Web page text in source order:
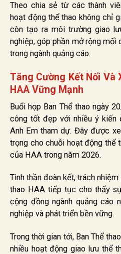
Theo chia sẻ từ các thành
hoạt động thể thao không chỉ
còn tạo ra môi trường giao
nghiệp, góp phần mở rộng mối
trong ngành quảng cáo.
Tăng Cường Kết Nối Và
HAA Vững Mạnh
Buổi họp Ban Thể thao ngày
công tốt đẹp với nhiều ý
Anh Em tham dự. Đây được
trọng cho chuỗi hoạt động thể
của HAA trong năm 2026.
Tinh thần đoàn kết, trách
thao HAA tiếp tục cho thấy
cộng đồng ngành quảng cáo
nghiệp và phát triển bền vững.
Trong thời gian tới, Ban Thể
nhiều hoạt động giao lưu thể